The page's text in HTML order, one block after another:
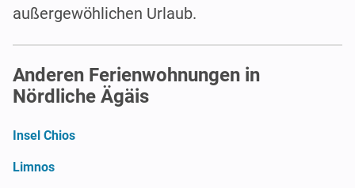
außergewöhlichen Urlaub.
Anderen Ferienwohnungen in
Nördliche Ägäis
Insel Chios
Limnos